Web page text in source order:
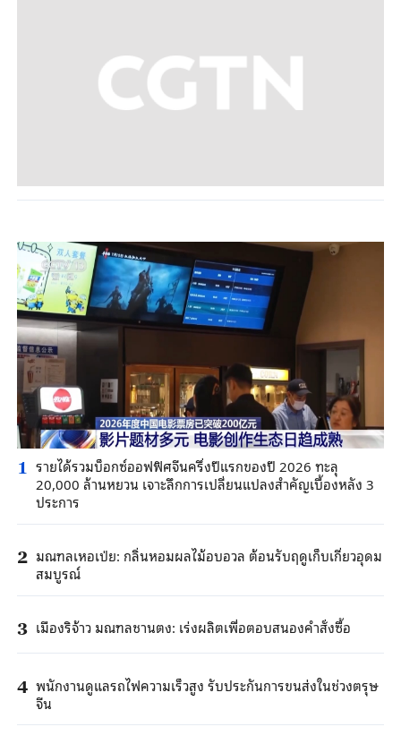
1 รายได้รวมบ็อกซ์ออฟฟิศจีนครึ่งปีแรกของปี 2026 ทะลุ
20,000 ล้านหยวน เจาะลึกการเปลี่ยนแปลงสำคัญเบื้องหลัง 3
ประการ
2 มณฑลเหอเป่ย: กลิ่นหอมผลไม้อบอวล ต้อนรับฤดูเก็บเกี่ยวอุดม
สมบูรณ์
3 เมืองริจ้าว มณฑลชานตง: เร่งผลิตเพื่อตอบสนองคำสั่งซื้อ
4 พนักงานดูแลรถไฟความเร็วสูง รับประกันการขนส่งในช่วงตรุษ
จีน